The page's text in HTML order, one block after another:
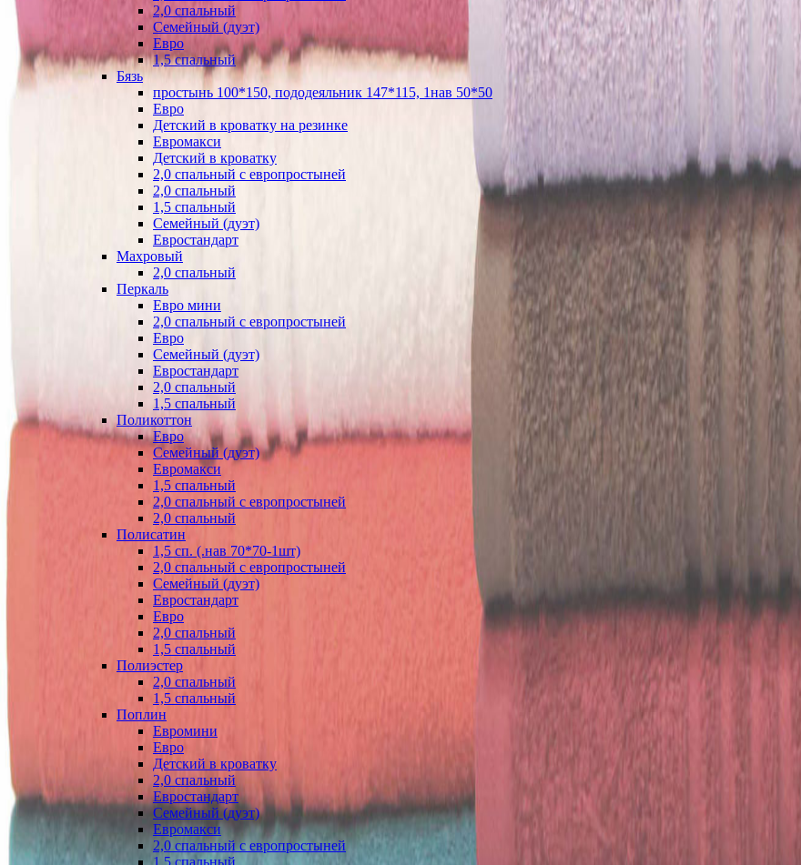
2,0 спальный
Семейный (дуэт)
Евро
1,5 спальный
Бязь
простынь 100*150, пододеяльник 147*115, 1нав 50*50
Евро
Детский в кроватку на резинке
Евромакси
Детский в кроватку
2,0 спальный с европростыней
2,0 спальный
1,5 спальный
Семейный (дуэт)
Евростандарт
Махровый
2,0 спальный
Перкаль
Евро мини
2,0 спальный с европростыней
Евро
Семейный (дуэт)
Евростандарт
2,0 спальный
1,5 спальный
Поликоттон
Евро
Семейный (дуэт)
Евромакси
1,5 спальный
2,0 спальный с европростыней
2,0 спальный
Полисатин
1,5 сп. (.нав 70*70-1шт)
2,0 спальный с европростыней
Семейный (дуэт)
Евростандарт
Евро
2,0 спальный
1,5 спальный
Полиэстер
2,0 спальный
1,5 спальный
Поплин
Евромини
Евро
Детский в кроватку
2,0 спальный
Евростандарт
Семейный (дуэт)
Евромакси
2,0 спальный с европростыней